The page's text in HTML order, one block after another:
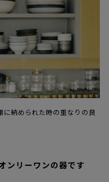
納められた時の重なりの良
ンリーワンの器です